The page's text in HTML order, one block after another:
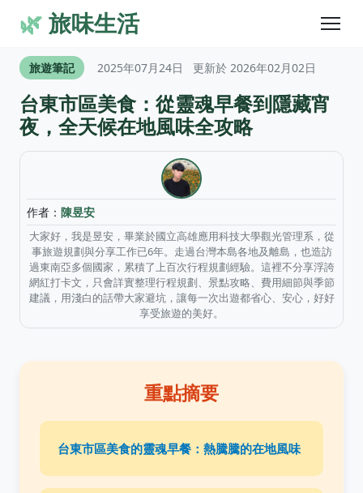
🌿旅味生活
旅遊筆記 2025年07月24日 更新於 2026年02月02日
台東市區美食：從靈魂早餐到隱藏宵
夜，全天候在地風味全攻略
作者： 陳昱安
大家好，我是昱安，畢業於國立高雄應用科技大學觀光管理系，從
事旅遊規劃與分享工作已6年。走過台灣本島各地及離島，也造訪
過東南亞多個國家，累積了上百次行程規劃經驗。這裡不分享浮誇
網紅打卡文，只會詳實整理行程規劃、景點攻略、費用細節與季節
建議，用淺白的話帶大家避坑，讓每一次出遊都省心、安心，好好
享受旅遊的美好。
重點摘要
台東市區美食的靈魂早餐：熱騰騰的在地風味